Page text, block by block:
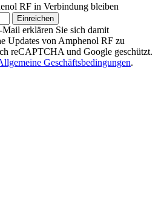
RF in Verbindung bleiben
Einreichen
erklären Sie sich damit
Updates von Amphenol RF zu
reCAPTCHA und Google geschützt.
Geschäftsbedingungen.